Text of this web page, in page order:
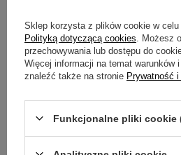
OPIS
Filtr paliwa Loncin LC3000i
ORYGINALNA
Sklep korzysta z plików cookie w celu
Polityką dotyczącą cookies . Możesz
przechowywania lub dostępu do
Więcej informacji na temat warunków
znaleźć także na stronie Prywatność
Funkcjonalne pliki cookie